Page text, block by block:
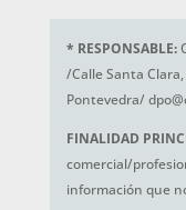
* RESPONSABLE:
/Calle Santa
Pontevedra/
FINALIDAD
comercial/
información que